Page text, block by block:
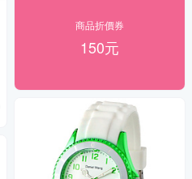
商品折價券
150元